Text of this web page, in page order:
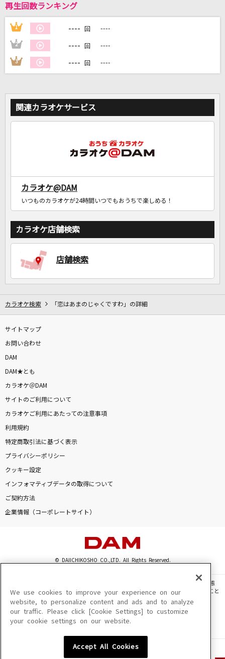
再生回数ランキング
1 ---- 回 ----
2 ---- 回 ----
3 ---- 回 ----
関連カラオケサービス
カラオケ@DAM
いつものカラオケが24時間いつでもおうちで楽しめる！
カラオケ店舗検索
店舗検索
カラオケ検索 「恋はあまのじゃくですわ」の詳細
サイトマップ
お問い合わせ
DAM
DAM★とも
カラオケ＠DAM
サイトのご利用について
カラオケご利用にあたっての注意事項
利用規約
特定商取引法に基づく表示
プライバシーポリシー
クッキー設定
インフォマティブデータの取得について
ご契約方法
企業情報（コーポレートサイト）
© DAIICHIKOSHO CO.,LTD. All Rights Reserved.
このサイトに掲載されている一切の文章・画像・写真・動画・音声等を、手段や形態
を問わず、著作権法の定める範囲を超えて無断で複製、転載、ファイル化などすること
を禁じます。
楽曲及びコンテンツは、機種によりご利用いただけない場合があります。
楽曲及びコンテンツの配信日、配信内容が変更になる場合があります。
We use cookies to improve your experience on our
website, to personalize content and ads and to analyze
our traffic. Please click [Cookie Settings] to customize
your cookie settings on our website.
Accept All Cookies